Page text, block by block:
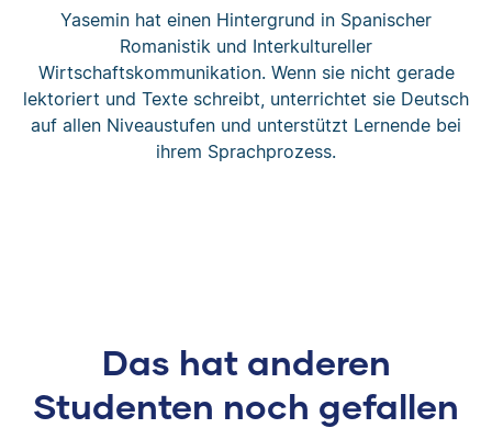
Yasemin hat einen Hintergrund in Spanischer
Romanistik und Interkultureller
Wirtschaftskommunikation. Wenn sie nicht gerade
lektoriert und Texte schreibt, unterrichtet sie Deutsch
auf allen Niveaustufen und unterstützt Lernende bei
ihrem Sprachprozess.
Das hat anderen
Studenten noch gefallen